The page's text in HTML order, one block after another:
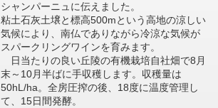
シャンパーニュに伝えました。
粘土石灰土壌と標高500mという高地の涼しい
気候により、南仏でありながら冷涼な気候が
スパークリングワインを育みます。
日当たりの良い丘陵の有機栽培自社畑で8月
末～10月半ばに手収穫します。収穫量は
50hL/ha。全房圧搾の後、18度に温度管理し
て、15日間発酵。